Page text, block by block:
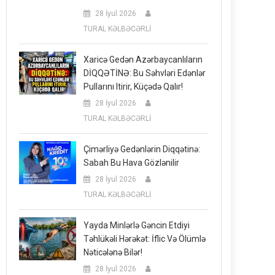
28 İyul 2026
TURAL KƏLBƏCƏRLİ
Xaricə Gedən Azərbaycanlıların
DİQQƏTİNƏ: Bu Səhvləri Edənlər
Pullarını Itirir, Küçədə Qalır!
28 İyul 2026
TURAL KƏLBƏCƏRLİ
Çimərliyə Gedənlərin Diqqətinə:
Sabah Bu Hava Gözlənilir
28 İyul 2026
TURAL KƏLBƏCƏRLİ
Yayda Minlərlə Gəncin Etdiyi
Təhlükəli Hərəkət: İflic Və Ölümlə
Nəticələnə Bilər!
28 İyul 2026